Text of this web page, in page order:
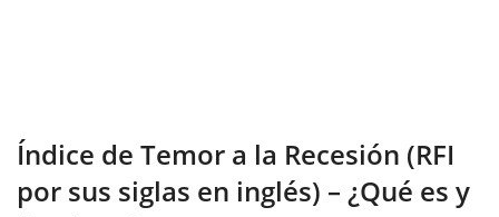
Índice de Temor a la Recesión (RFI
por sus siglas en inglés) – ¿Qué es y